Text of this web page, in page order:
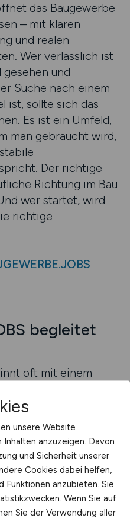
das Baugewerbe
– mit klaren
und realen
Wer verlässlich ist
und
Suche nach einem
ist, sollte sich das
Es ist ein Umfeld,
man gebraucht wird,
Der richtige
Richtung im Bau
wer startet, wird
richtige
begleitet
oft mit einem
Geselle oder
sich mit der
oder sogar
Baugewerbe ist
Wer Leistung
weiterdenkt, wird
ist keine Vision –
unsere Website
anzuzeigen. Davon
und Sicherheit unserer
Cookies dabei helfen,
Funktionen anzubieten. Sie
Wenn Sie auf
Sie der Verwendung aller